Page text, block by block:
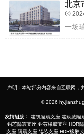
声明：本站部分内容来自互联网，
© 2026
友情链接：
建筑隔震支座 建筑减隔
铅芯隔震支座 铅芯橡胶支座 HDR
支座 隔震支座 铅芯支座 HDR橡胶